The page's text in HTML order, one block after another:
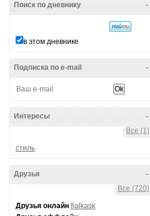
-
Поиск по дневнику
в этом дневнике
-
Подписка по e-mail
-
Интересы
Все (1)
стиль
-
Друзья
Все (720)
Друзья онлайн fialkask